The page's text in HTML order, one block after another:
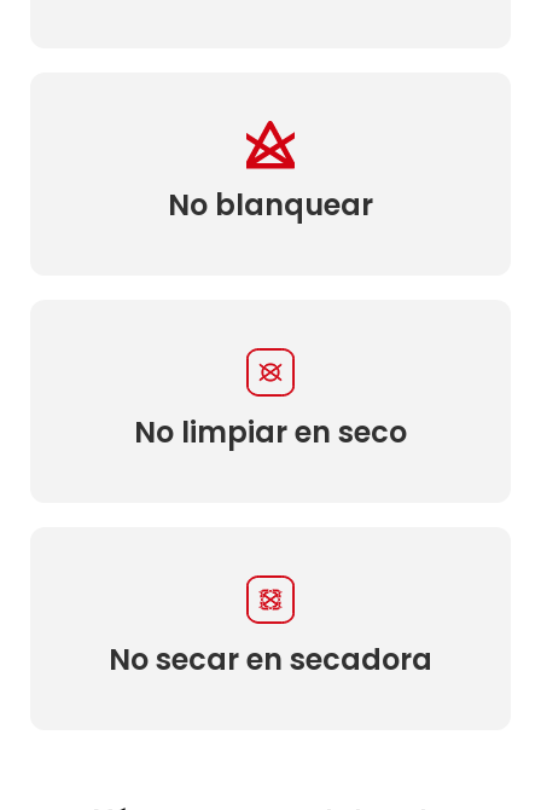
No blanquear
No limpiar en seco
No secar en secadora